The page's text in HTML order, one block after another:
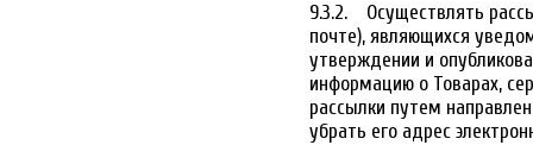
9.3.2. Осуществлять
почте), являющихся
утверждении и
информацию о Товарах,
рассылки путем
убрать его адрес